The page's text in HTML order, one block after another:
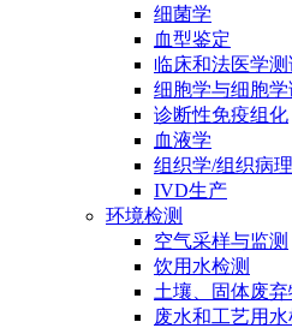
细菌学
血型鉴定
临床和法医学测
细胞学与细胞
诊断性免疫组化
血液学
组织学/组织病
IVD生产
环境检测
空气采样与监测
饮用水检测
土壤、固体废
废水和工艺用水